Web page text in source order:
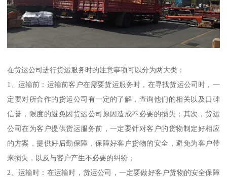
在货运公司进行货运服务时的注意事项可以分为两大类：
1、运输前：运输前客户在需要货运服务时，在寻找货运公司时，一
定要对所合作的货运公司有一定的了解，查询他们的相关以及口碑
信誉，限度的避免因货运公司原因造成不必要的损失；其次，货运
公司在为客户提供货运服务前，一定要针对客户的货物制定好相应
的方案，提供好后勤保障，保障好客户货物的安全，避免为客户带
来损失，以及与客户产生不必要的纠纷；
2、运输时：在运输时，货运公司，一定要做好客户货物的安全保障